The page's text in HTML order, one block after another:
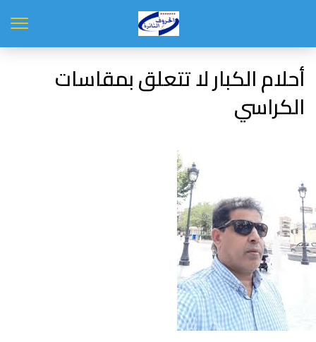
أحلام الكبار لا تتعلق بمقاسات
الكراسي